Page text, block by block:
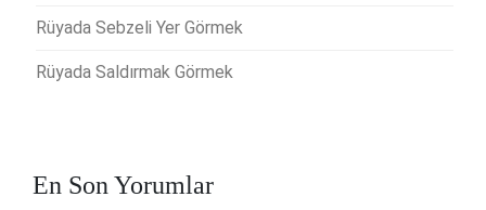
Rüyada Sebzeli Yer Görmek
Rüyada Saldırmak Görmek
En Son Yorumlar